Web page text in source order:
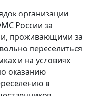
организации
России за
проживающими за
переселиться
и на условиях
оказанию
в